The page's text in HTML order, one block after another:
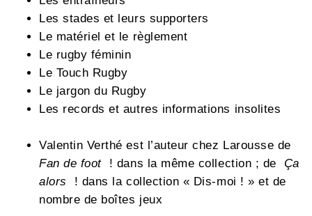
Les stades et leurs supporters
Le matériel et le règlement
Le rugby féminin
Le Touch Rugby
Le jargon du Rugby
Les records et autres informations insolites
Valentin Verthé est l’auteur chez Larousse de
Fan de foot! dans la même collection ; de Ça
alors ! dans la collection « Dis-moi ! » et de
nombre de boîtes jeux